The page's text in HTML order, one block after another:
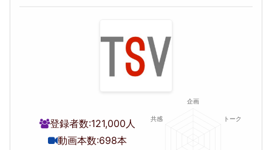
登録者数:121,000人
動画本数:698本